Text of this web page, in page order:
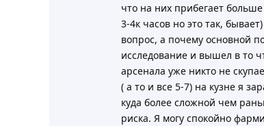
что на них прибегает
3-4к часов но это так,
вопрос, а почему основной
исследование и вышел в то
арсенала уже никто не
( а то и все 5-7) на кузне я
куда более сложной чем
риска. Я могу спокойно